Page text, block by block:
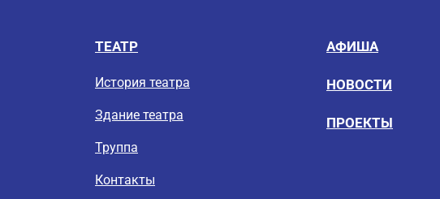
ТЕАТР
История театра
Здание театра
Труппа
Контакты
АФИША
НОВОСТИ
ПРОЕКТЫ